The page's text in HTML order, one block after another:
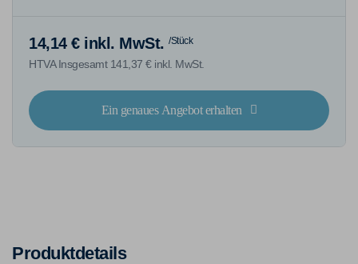
14,14 € inkl. MwSt. /Stück
HTVA Insgesamt 141,37 € inkl. MwSt.
Ein genaues Angebot erhalten
Produktdetails